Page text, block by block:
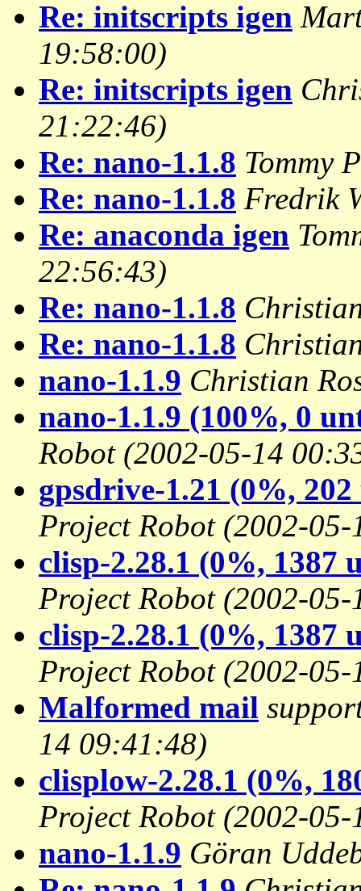
Re: initscripts igen
19:58:00)
Re: initscripts igen
21:22:46)
Re: nano-1.1.8 Tommy
Re: nano-1.1.8 Fredrik
Re: anaconda igen
22:56:43)
Re: nano-1.1.8
Re: nano-1.1.8
nano-1.1.9 Christian
nano-1.1.9 (100%, 0
Robot (2002-05-14
gpsdrive-1.21 (0%,
Project Robot (2002-
clisp-2.28.1 (0%, 1387
Project Robot (2002-
clisp-2.28.1 (0%, 1387
Project Robot (2002-
Malformed mail
14 09:41:48)
clisplow-2.28.1 (0%,
Project Robot (2002-
nano-1.1.9 Göran